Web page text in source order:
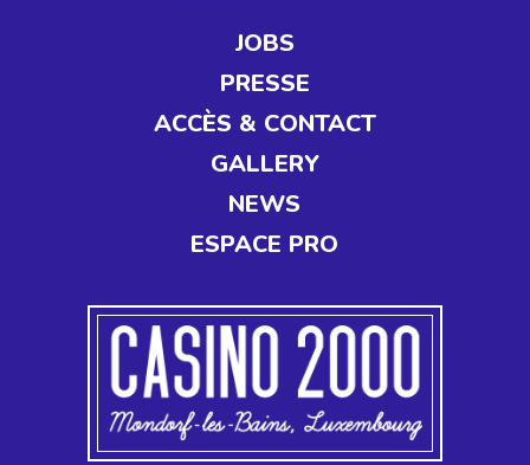
JOBS
PRESSE
ACCÈS & CONTACT
GALLERY
NEWS
ESPACE PRO